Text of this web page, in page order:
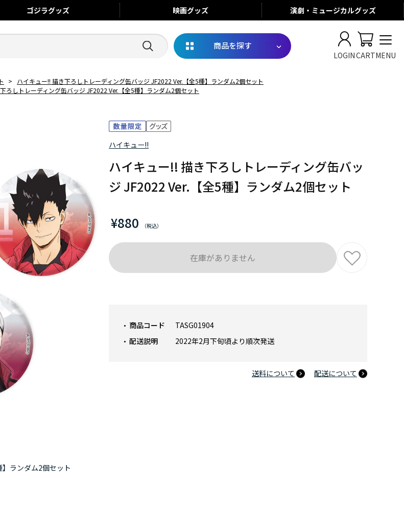
ゴジラグッズ 映画グッズ 演劇・ミュージカルグッズ
商品を探す
LOGINCARTMENU
>
ハイキュー!! 描き下ろしトレーディング缶バッジ JF2022 Ver.【全5種】ランダム2個セット
ろしトレーディング缶バッジ JF2022 Ver.【全5種】ランダム2個セット
ランダム2個セット
ハイキュー!!
ハイキュー!! 描き下ろしトレーディング缶バッ
ジ JF2022 Ver.【全5種】ランダム2個セット
¥880
商品コード
TASG01904
配送説明
2022年2月下旬頃より順次発送
送料について 配送について
在庫がありません